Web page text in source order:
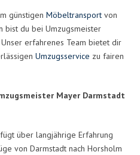
günstigen Möbeltransport von
bist du bei Umzugsmeister
erfahrenes Team bietet dir
Umzugsservice zu fairen
Mayer Darmstadt
über langjährige Erfahrung
von Darmstadt nach Horsholm